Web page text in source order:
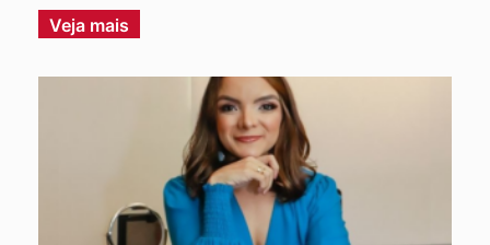
Veja mais